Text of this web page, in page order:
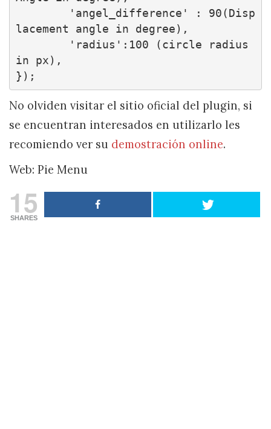
lacement angle in degree),
in px),
});
No olviden visitar el sitio oficial del plugin, si
se encuentran interesados en utilizarlo les
recomiendo ver su demostración online.
Web: Pie Menu
15
SHARES